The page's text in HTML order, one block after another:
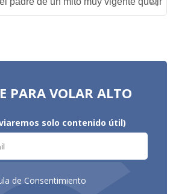
PARA VOLAR ALTO
solo contenido útil)
de Consentimiento